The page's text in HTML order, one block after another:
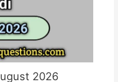
2026